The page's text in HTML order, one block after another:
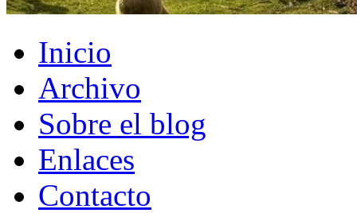
Inicio
Archivo
Sobre el blog
Enlaces
Contacto